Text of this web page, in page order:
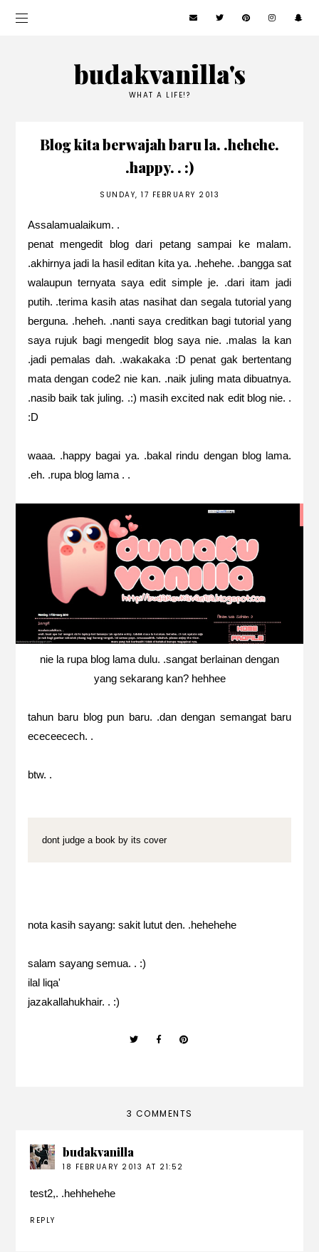
budakvanilla's
WHAT A LIFE!?
Blog kita berwajah baru la. .hehehe.
.happy. . :)
SUNDAY, 17 FEBRUARY 2013
Assalamualaikum. .
penat mengedit blog dari petang sampai ke malam.
.akhirnya jadi la hasil editan kita ya. .hehehe. .bangga sat
walaupun ternyata saya edit simple je. .dari itam jadi
putih. .terima kasih atas nasihat dan segala tutorial yang
berguna. .heheh. .nanti saya creditkan bagi tutorial yang
saya rujuk bagi mengedit blog saya nie. .malas la kan
.jadi pemalas dah. .wakakaka :D penat gak bertentang
mata dengan code2 nie kan. .naik juling mata dibuatnya.
.nasib baik tak juling. .:) masih excited nak edit blog nie. .
:D
waaa. .happy bagai ya. .bakal rindu dengan blog lama.
.eh. .rupa blog lama . .
nie la rupa blog lama dulu. .sangat berlainan dengan
yang sekarang kan? hehhee
tahun baru blog pun baru. .dan dengan semangat baru
ececeecech. .
btw. .
dont judge a book by its cover
nota kasih sayang: sakit lutut den. .hehehehe
salam sayang semua. . :)
ilal liqa'
jazakallahukhair. . :)
3 COMMENTS
budakvanilla
18 FEBRUARY 2013 AT 21:52
test2,. .hehhehehe
REPLY